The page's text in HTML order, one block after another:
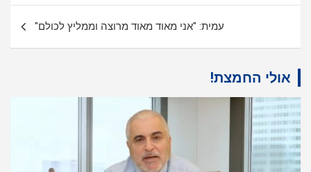
עמית: "אני מאוד מאוד מרוצה וממליץ לכולם"
אולי החמצת!